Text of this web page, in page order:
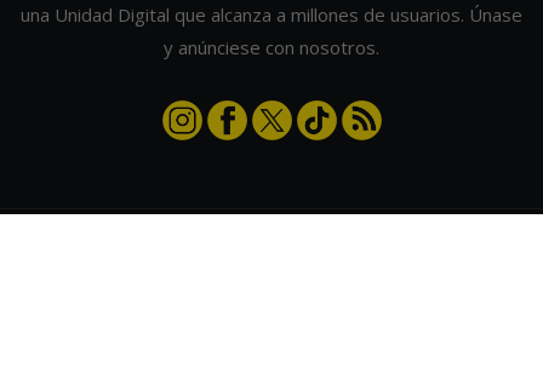
una Unidad Digital que alcanza a millones de usuarios. Únase
y anúnciese con nosotros.